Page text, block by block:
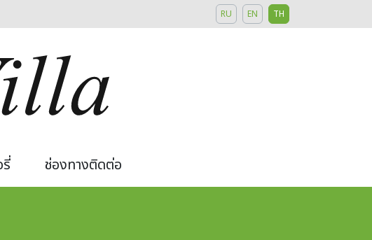
RU EN TH
ช่องทางติดต่อ